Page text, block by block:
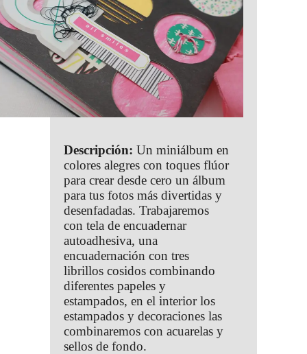
Descripción: Un miniálbum en
colores alegres con toques flúor
para crear desde cero un álbum
para tus fotos más divertidas y
desenfadadas. Trabajaremos
con tela de encuadernar
autoadhesiva, una
encuadernación con tres
librillos cosidos combinando
diferentes papeles y
estampados, en el interior los
estampados y decoraciones las
combinaremos con acuarelas y
sellos de fondo.